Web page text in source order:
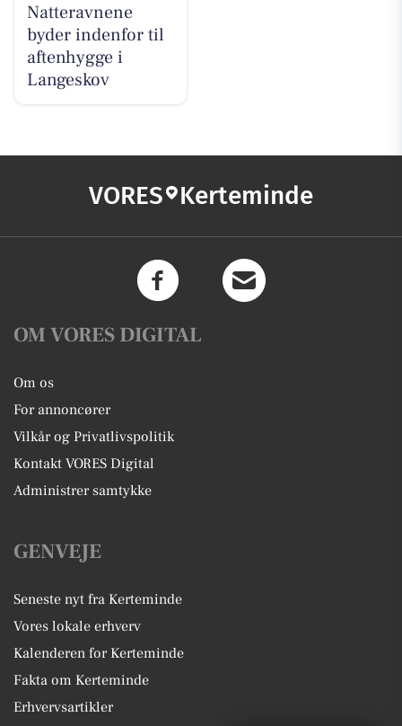
Natteravnene
byder indenfor til
aftenhygge i
Langeskov
VORES Kerteminde
OM VORES DIGITAL
Om os
For annoncører
Vilkår og Privatlivspolitik
Kontakt VORES Digital
Administrer samtykke
GENVEJE
Seneste nyt fra Kerteminde
Vores lokale erhverv
Kalenderen for Kerteminde
Fakta om Kerteminde
Erhvervsartikler